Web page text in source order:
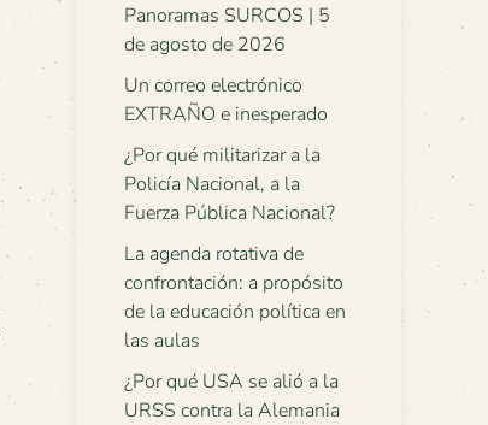
Panoramas SURCOS | 5
de agosto de 2026
Un correo electrónico
EXTRAÑO e inesperado
¿Por qué militarizar a la
Policía Nacional, a la
Fuerza Pública Nacional?
La agenda rotativa de
confrontación: a propósito
de la educación política en
las aulas
¿Por qué USA se alió a la
URSS contra la Alemania